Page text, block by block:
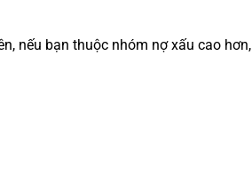
nếu bạn thuộc nhóm nợ xấu cao hơn,